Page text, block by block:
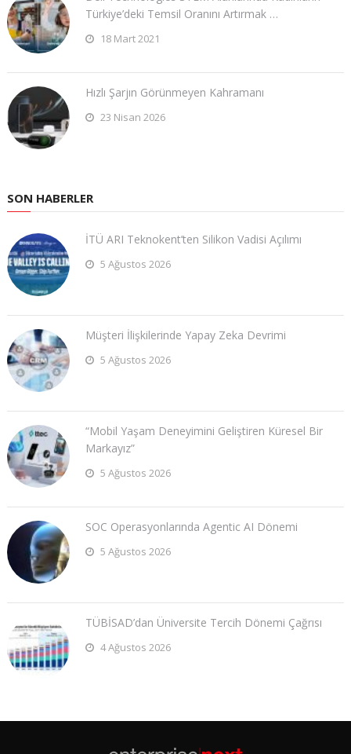
Türkiye’deki Temsil Oranını Artırmak …
18 Mart 2021
Hızlı Şarjın Görünmeyen Kahramanı
23 Nisan 2026
SON HABERLER
İTÜ ARI Teknokent’ten Silikon Vadisi Açılımı
5 Ağustos 2026
Müşteri İlişkilerinde Yapay Zeka Devrimi
5 Ağustos 2026
“Mobil Yaşam Deneyimini Geliştiren Küresel Bir
Markayız”
5 Ağustos 2026
SOC Operasyonlarında Agentic AI Dönemi
5 Ağustos 2026
TÜBİSAD’dan Üniversite Tercih Dönemi Çağrısı
4 Ağustos 2026